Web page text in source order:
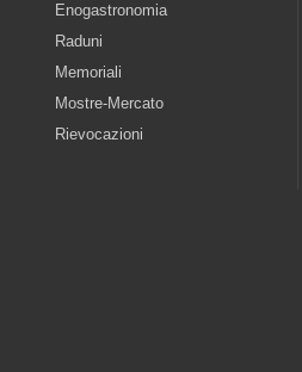
Enogastronomia
Raduni
Memoriali
Mostre-Mercato
Rievocazioni